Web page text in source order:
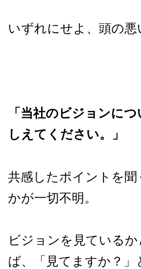
いずれにせよ、頭の悪
「当社のビジョンに
しえてください。」
共感したポイントを
かが一切不明。
ビジョンを見ている
ば、「見てますか？